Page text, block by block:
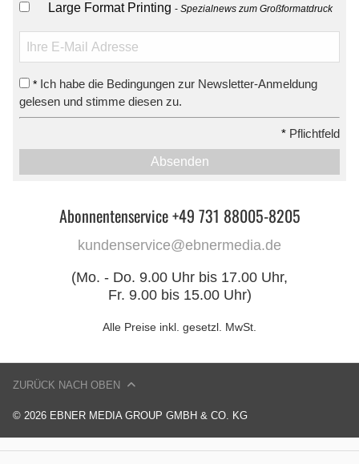
Large Format Printing Spezialnews zum Großformatdruck
* Ich habe die Bedingungen zur Newsletter-Anmeldung
gelesen und stimme diesen zu.
* Pflichtfeld
Absenden
Abonnentenservice +49 731 88005-8205
kundenservice@ebnermedia.de
(Mo. - Do. 9.00 Uhr bis 17.00 Uhr,
Fr. 9.00 bis 15.00 Uhr)
Alle Preise inkl. gesetzl. MwSt.
© 2026 EBNER MEDIA GROUP GMBH & CO. KG
ZURÜCK NACH OBEN